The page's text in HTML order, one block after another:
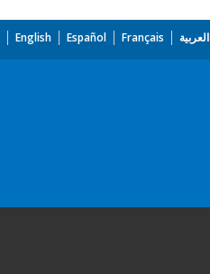
English Español Français العربية